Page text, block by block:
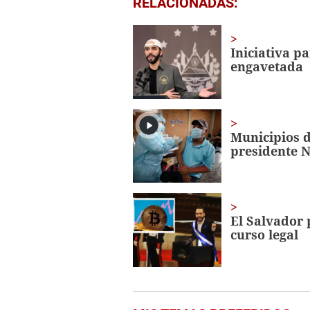
seconds
minute,
secondsVolume
0%
Iniciativa
engavetada
Municipios
presidente
El Salvador
curso legal